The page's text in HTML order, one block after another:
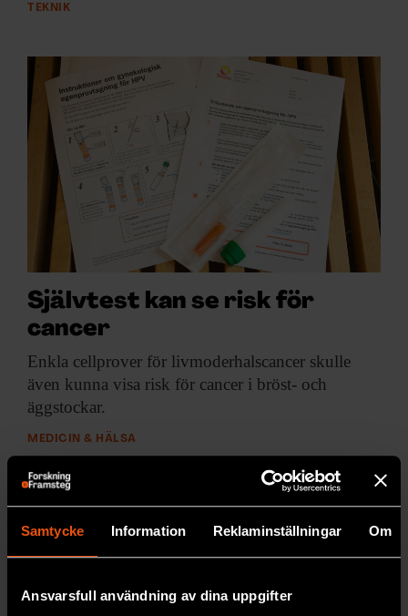
Samtycke Information Reklaminställningar Om
Ansvarsfull användning av dina uppgifter
TEKNIK
Självtest kan se risk för
cancer
Enkla cellprover för livmoderhalscancer skulle
även kunna visa risk för cancer i bröst- och
äggstockar.
MEDICIN & HÄLSA